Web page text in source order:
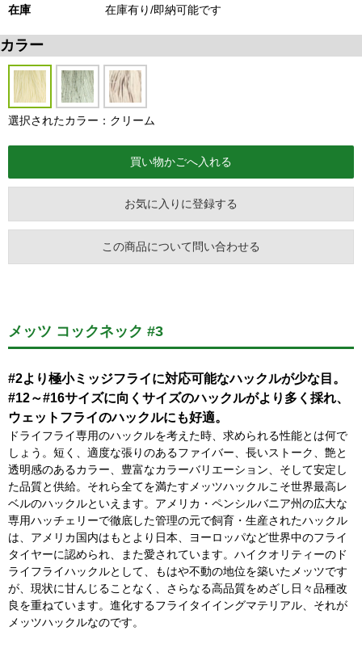
在庫
在庫有り/即納可能です
カラー
選択されたカラー：クリーム
お気に入りに登録する
この商品について問い合わせる
メッツ コックネック #3
#2より極小ミッジフライに対応可能なハックルが少な目。
#12～#16サイズに向くサイズのハックルがより多く採れ、
ウェットフライのハックルにも好適。
ドライフライ専用のハックルを考えた時、求められる性能とは何で
しょう。短く、適度な張りのあるファイバー、長いストーク、艶と
透明感のあるカラー、豊富なカラーバリエーション、そして安定し
た品質と供給。それら全てを満たすメッツハックルこそ世界最高レ
ベルのハックルといえます。アメリカ・ペンシルバニア州の広大な
専用ハッチェリーで徹底した管理の元で飼育・生産されたハックル
は、アメリカ国内はもとより日本、ヨーロッパなど世界中のフライ
タイヤーに認められ、また愛されています。ハイクオリティーのド
ライフライハックルとして、もはや不動の地位を築いたメッツです
が、現状に甘んじることなく、さらなる高品質をめざし日々品種改
良を重ねています。進化するフライタイイングマテリアル、それが
メッツハックルなのです。